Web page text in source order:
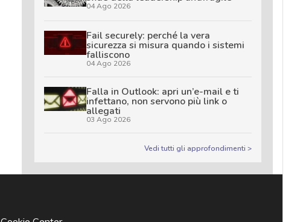
04 Ago 2026
Fail securely: perché la vera
sicurezza si misura quando i sistemi
falliscono
04 Ago 2026
Falla in Outlook: apri un’e-mail e ti
infettano, non servono più link o
allegati
03 Ago 2026
Vedi tutti gli approfondimenti >